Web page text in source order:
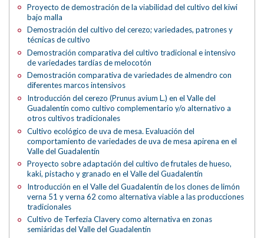
Proyecto de demostración de la viabilidad del cultivo del kiwi
bajo malla
Demostración del cultivo del cerezo; variedades, patrones y
técnicas de cultivo
Demostración comparativa del cultivo tradicional e intensivo
de variedades tardías de melocotón
Demostración comparativa de variedades de almendro con
diferentes marcos intensivos
Introducción del cerezo (Prunus avium L.) en el Valle del
Guadalentín como cultivo complementario y/o alternativo a
otros cultivos tradicionales
Cultivo ecológico de uva de mesa. Evaluación del
comportamiento de variedades de uva de mesa apirena en el
Valle del Guadalentín
Proyecto sobre adaptación del cultivo de frutales de hueso,
kaki, pistacho y granado en el Valle del Guadalentín
Introducción en el Valle del Guadalentín de los clones de limón
verna 51 y verna 62 como alternativa viable a las producciones
tradicionales
Cultivo de Terfezia Clavery como alternativa en zonas
semiáridas del Valle del Guadalentín